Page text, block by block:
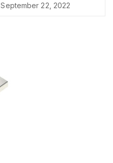
September 22, 2022